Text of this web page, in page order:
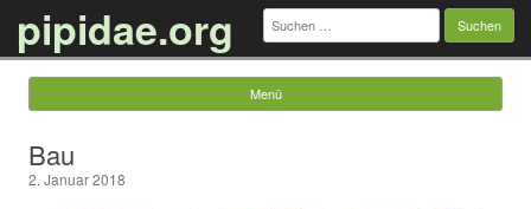
pipidae.org Suchen
nach:
Menü
Bau
2. Januar 2018